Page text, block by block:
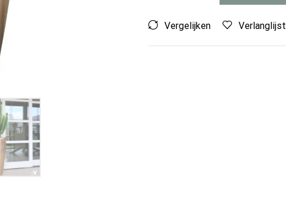
Vergelijken Verlanglijst